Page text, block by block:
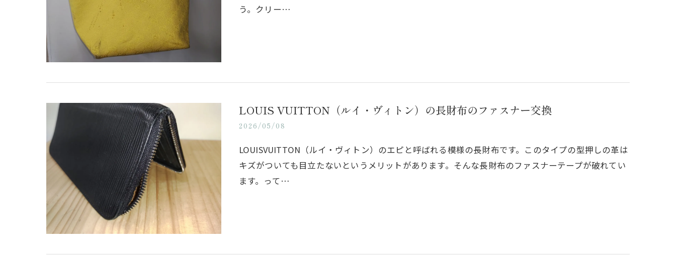
う。クリー…
LOUIS VUITTON（ルイ・ヴィトン）の長財布のファスナー交換
2026/05/08
LOUISVUITTON（ルイ・ヴィトン）のエピと呼ばれる模様の長財布です。このタイプの型押しの革は
キズがついても目立たないというメリットがあります。そんな長財布のファスナーテープが破れてい
ます。って…